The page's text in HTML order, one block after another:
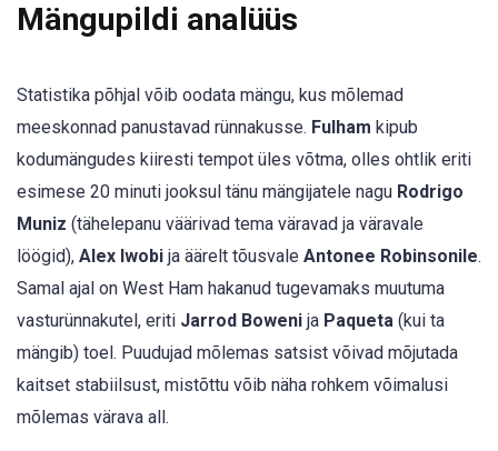
Mängupildi analüüs
Statistika põhjal võib oodata mängu, kus mõlemad
meeskonnad panustavad rünnakusse. Fulham kipub
kodumängudes kiiresti tempot üles võtma, olles ohtlik eriti
esimese 20 minuti jooksul tänu mängijatele nagu Rodrigo
Muniz (tähelepanu väärivad tema väravad ja väravale
löögid), Alex Iwobi ja äärelt tõusvale Antonee Robinsonile.
Samal ajal on West Ham hakanud tugevamaks muutuma
vasturünnakutel, eriti Jarrod Boweni ja Paqueta (kui ta
mängib) toel. Puudujad mõlemas satsist võivad mõjutada
kaitset stabiilsust, mistõttu võib näha rohkem võimalusi
mõlemas värava all.